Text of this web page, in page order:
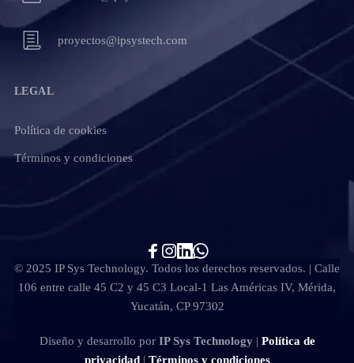
proyectos@ipsystech.com
LEGAL
Política de cookies
Términos y condiciones
© 2025 IP Sys Technology. Todos los derechos reservados. | Calle
106 entre calle 45 C2 y 45 C3 Local-1 Las Américas IV, Mérida,
Yucatán, CP 97302
Diseño y desarrollo por IP Sys Technology| Política de
privacidad| Términos y condiciones